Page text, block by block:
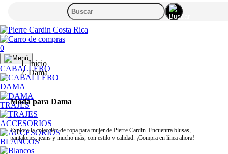
0
CABALLERO
DAMA
TRAJES
ACCESORIOS
BLANCOS
Inicio
Dama
Moda para Dama
Explora la colección de ropa para mujer de Pierre Cardin. Encuentra blusas,
pantalones, jeans y mucho más, con estilo y calidad. ¡Compra en línea ahora!